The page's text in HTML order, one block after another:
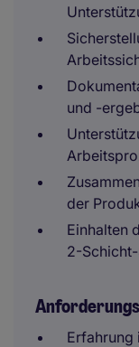
und -
der
Einhalten
2-
Erfahrung